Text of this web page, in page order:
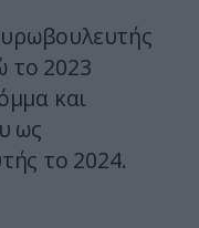
το 2023
και
ως
το 2024.